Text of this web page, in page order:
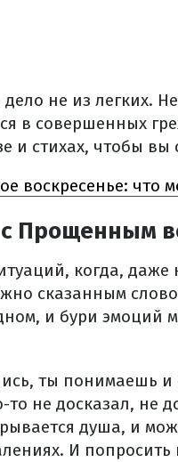
не из легких.
в совершенных
и стихах, чтобы вы
воскресенье: что
Прощенным
когда,
сказанным
и бури эмоций
ты понимаешь и
не досказал, не
душа, и
И